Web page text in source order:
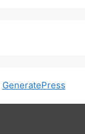
GeneratePress